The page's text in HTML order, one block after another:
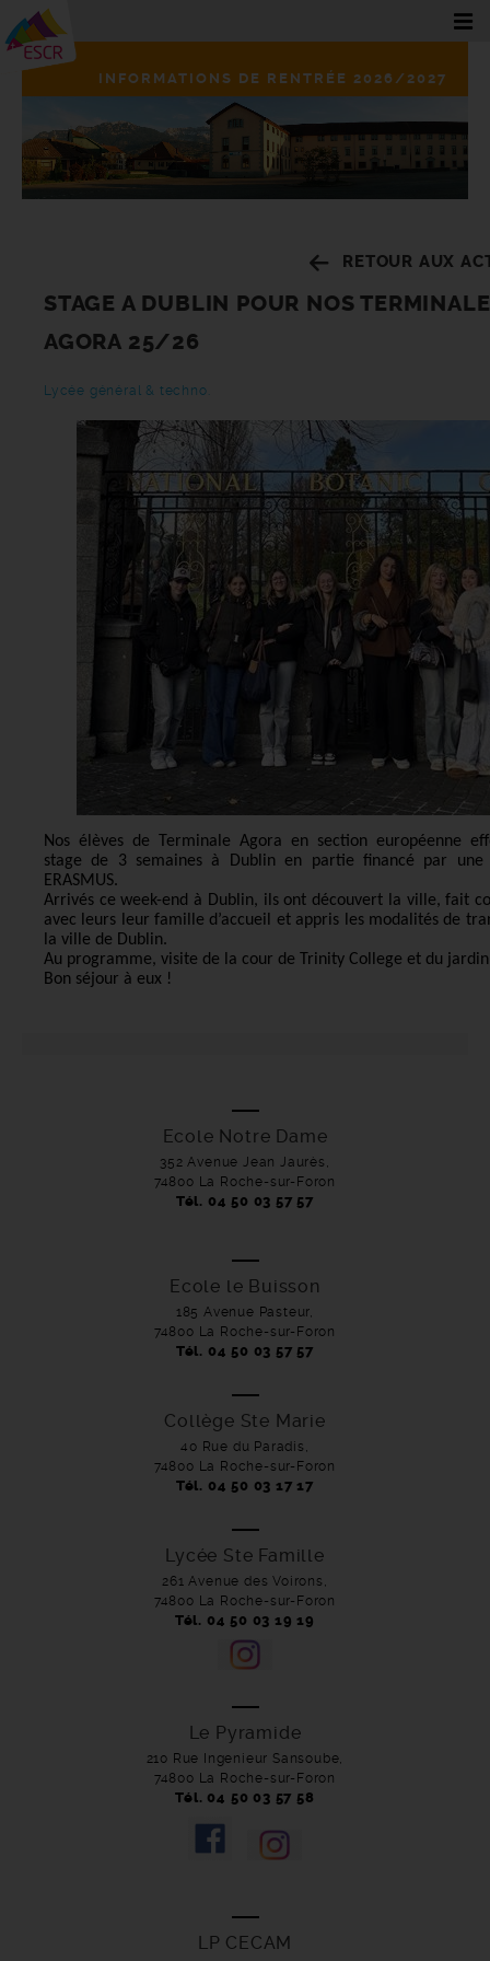
INFORMATIONS DE RENTRÉE 2026/2027
RETOUR AUX
STAGE A DUBLIN POUR NOS
AGORA 25/26
Lycée général & techno.
Nos élèves de Terminale Agora en section européenne
stage de 3 semaines à Dublin en partie financé par une
ERASMUS.
Arrivés ce week-end à Dublin, ils ont découvert la ville, fait
avec leurs leur famille d’accueil et appris les modalités de
la ville de Dublin.
Au programme, visite de la cour de Trinity College et du
Bon séjour à eux !
Ecole Notre Dame
352 Avenue Jean Jaurès,
74800 La Roche-sur-Foron
Tél. 04 50 03 57 57
Ecole le Buisson
185 Avenue Pasteur,
74800 La Roche-sur-Foron
Tél. 04 50 03 57 57
Collège Ste Marie
40 Rue du Paradis,
74800 La Roche-sur-Foron
Tél. 04 50 03 17 17
Lycée Ste Famille
261 Avenue des Voirons,
74800 La Roche-sur-Foron
Tél. 04 50 03 19 19
Le Pyramide
210 Rue Ingenieur Sansoube,
74800 La Roche-sur-Foron
Tél. 04 50 03 57 58
LP CECAM